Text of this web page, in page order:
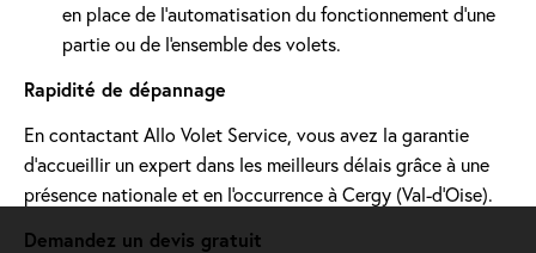
en place de l'automatisation du fonctionnement d’une
partie ou de l'ensemble des volets.
Rapidité de dépannage
En contactant Allo Volet Service, vous avez la garantie
d'accueillir un expert dans les meilleurs délais grâce à une
présence nationale et en l'occurrence à Cergy (Val-d'Oise).
Demandez un devis gratuit